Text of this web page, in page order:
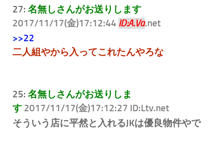
27: 名無しさんがお送りします
2017/11/17(金)17:12:44 ID:A.Va.net
>>22
二人組やから入ってこれたんやろな
25: 名無しさんがお送りしま
す 2017/11/17(金)17:12:27 ID:Ltv.net
そういう店に平然と入れるJKは優良物件やで